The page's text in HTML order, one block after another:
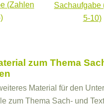
(Zahlen
Sachaufgabe
5-10)
zum Thema
Material für den
zum Thema Sach- und